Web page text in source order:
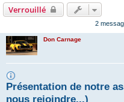
Verrouillé
2
Don Carnage
Présentation de notre
nous rejoindre...)